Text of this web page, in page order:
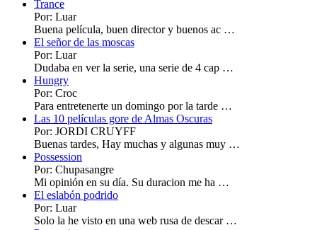
Trance
Por: Luar
Buena película, buen director y buenos ac …
El señor de las moscas
Por: Luar
Dudaba en ver la serie, una serie de 4 cap …
Hungry
Por: Croc
Para entretenerte un domingo por la tarde …
Las 10 películas gore de Almas Oscuras
Por: JORDI CRUYFF
Buenas tardes, Hay muchas y algunas muy …
Possession
Por: Chupasangre
Mi opinión en su día. Su duracion me ha …
El eslabón podrido
Por: Luar
Solo la he visto en una web rusa de descar …